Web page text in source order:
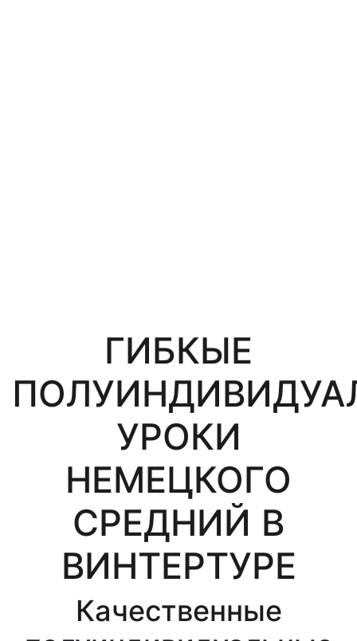
ГИБКЫЕ
УРОКИ
НЕМЕЦКОГО
СРЕДНИЙ В
ВИНТЕРТУРЕ
Качественные